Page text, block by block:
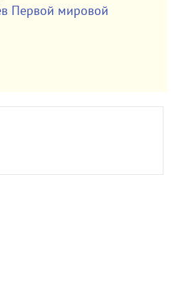
Первой мировой